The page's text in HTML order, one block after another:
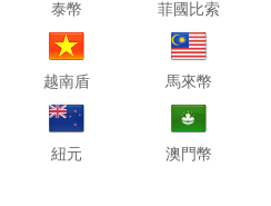
泰幣 菲國比索
越南盾 馬來幣
紐元 澳門幣